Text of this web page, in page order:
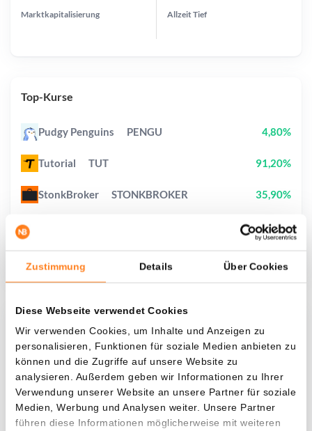
Zustimmung Details Über Cookies
Diese Webseite verwendet Cookies
Wir verwenden Cookies, um Inhalte und Anzeigen zu
personalisieren, Funktionen für soziale Medien anbieten zu
können und die Zugriffe auf unsere Website zu
analysieren. Außerdem geben wir Informationen zu Ihrer
Verwendung unserer Website an unsere Partner für soziale
Medien, Werbung und Analysen weiter. Unsere Partner
führen diese Informationen möglicherweise mit weiteren
Was, wenn ich...?
Zie hoeveel waarde je vandaag zou hebben als
je dollar-cost averaging had toegepast op
verschillende cryptocurrencies.
Hätte investiert In
Marktkapitalisierung AllzeitTief
Top-Kurse
Pudgy Penguins PENGU 4,80%
Tutorial TUT 91,20%
StonkBroker STONKBROKER 35,90%
1,90%